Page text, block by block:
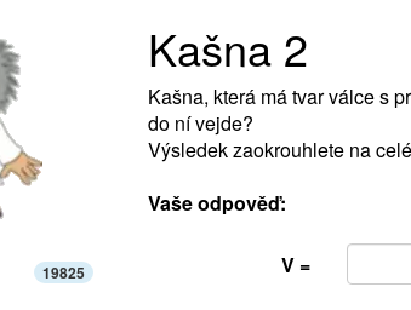
Kašna 2
Kašna, která má tvar válce s
do ní vejde?
Výsledek zaokrouhlete na
Vaše odpověď:
V =
19825